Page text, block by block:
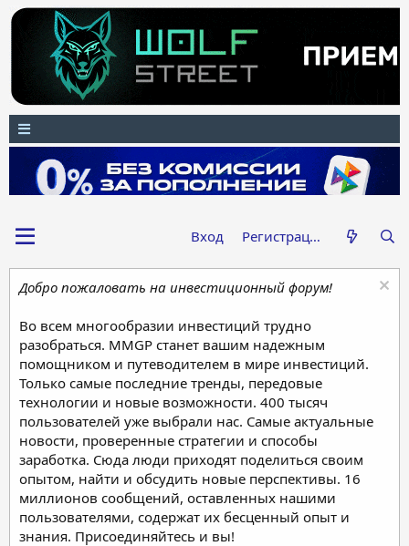
Вход Регистрация
Добро пожаловать на инвестиционный форум!
Во всем многообразии инвестиций трудно
разобраться. MMGP станет вашим надежным
помощником и путеводителем в мире инвестиций.
Только самые последние тренды, передовые
технологии и новые возможности. 400 тысяч
пользователей уже выбрали нас. Самые актуальные
новости, проверенные стратегии и способы
заработка. Сюда люди приходят поделиться своим
опытом, найти и обсудить новые перспективы. 16
миллионов сообщений, оставленных нашими
пользователями, содержат их бесценный опыт и
знания. Присоединяйтесь и вы!